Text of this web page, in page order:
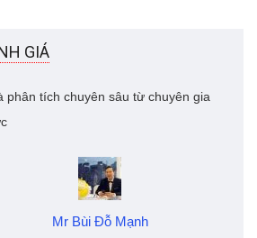
GIÁ
phân tích chuyên sâu từ chuyên gia
Mr Bùi Đỗ Mạnh